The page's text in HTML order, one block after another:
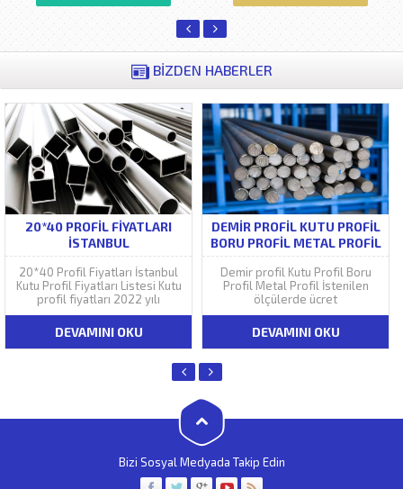
BİZDEN HABERLER
20*40 PROFIL FIYATLARI
İSTANBUL
20*40 Profil Fiyatları İstanbul
Kutu Profil Fiyatları Listesi Kutu
profil fiyatları 2022 yılı
DEVAMINI OKU
DEMIR PROFIL KUTU PROFIL
BORU PROFIL METAL PROFIL
-ÜCRETSİZ KESİM
Demir profil Kutu Profil Boru
Profil Metal Profil İstenilen
ölçülerde ücret
DEVAMINI OKU
Bizi Sosyal Medyada Takip Edin